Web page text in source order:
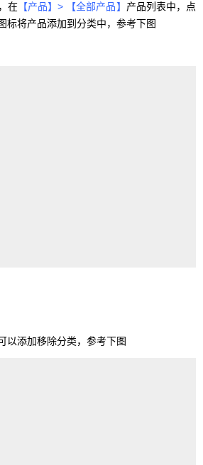
在【产品】> 【全部产品】 产品列表中，点
标将产品添加到分类中，参考下图
以添加移除分类，参考下图